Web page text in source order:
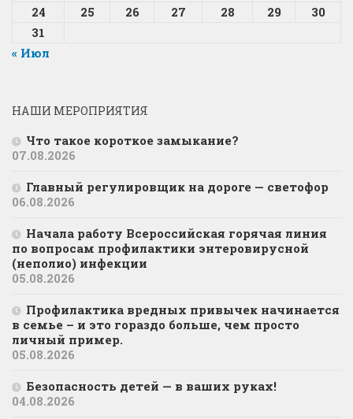
24
25 26 27 28 29
30
31
« Июл
НАШИ МЕРОПРИЯТИЯ
Что такое короткое замыкание?
07.08.2026
Главный регулировщик на дороге — светофор
06.08.2026
Начала работу Всероссийская горячая линия
по вопросам профилактики энтеровирусной
(неполио) инфекции
05.08.2026
Профилактика вредных привычек начинается
в семье – и это гораздо больше, чем просто
личный пример.
05.08.2026
Безопасность детей — в ваших руках!
04.08.2026